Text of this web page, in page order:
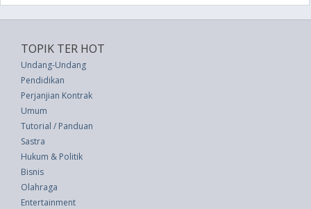
TOPIK TER HOT
Undang-Undang
Pendidikan
Perjanjian Kontrak
Umum
Tutorial / Panduan
Sastra
Hukum & Politik
Bisnis
Olahraga
Entertainment